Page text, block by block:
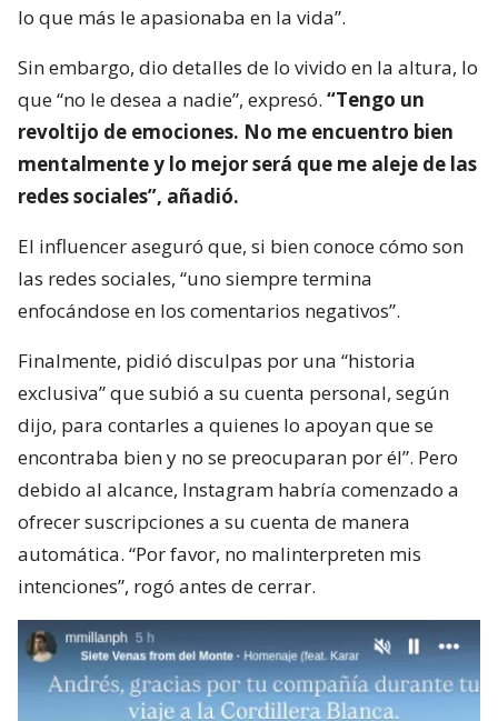
lo que más le apasionaba en la vida”.
Sin embargo, dio detalles de lo vivido en la altura, lo
que “no le desea a nadie”, expresó. “Tengo un
revoltijo de emociones. No me encuentro bien
mentalmente y lo mejor será que me aleje de las
redes sociales”, añadió.
El influencer aseguró que, si bien conoce cómo son
las redes sociales, “uno siempre termina
enfocándose en los comentarios negativos”.
Finalmente, pidió disculpas por una “historia
exclusiva” que subió a su cuenta personal, según
dijo, para contarles a quienes lo apoyan que se
encontraba bien y no se preocuparan por él”. Pero
debido al alcance, Instagram habría comenzado a
ofrecer suscripciones a su cuenta de manera
automática. “Por favor, no malinterpreten mis
intenciones”, rogó antes de cerrar.